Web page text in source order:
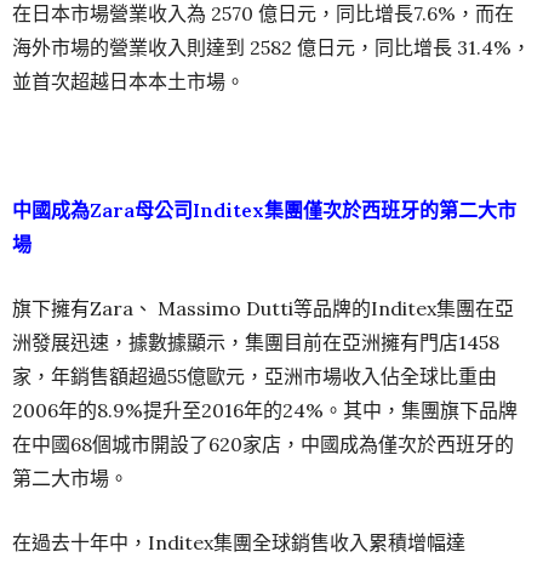
在日本市場營業收入為 2570 億日元，同比增長7.6%，而在
海外市場的營業收入則達到 2582 億日元，同比增長 31.4%，
並首次超越日本本土市場。
中國成為Zara母公司Inditex集團僅次於西班牙的第二大市
場
旗下擁有Zara、 Massimo Dutti等品牌的Inditex集團在亞
洲發展迅速，據數據顯示，集團目前在亞洲擁有門店1458
家，年銷售額超過55億歐元，亞洲市場收入佔全球比重由
2006年的8.9%提升至2016年的24%。其中，集團旗下品牌
在中國68個城市開設了620家店，中國成為僅次於西班牙的
第二大市場。
在過去十年中，Inditex集團全球銷售收入累積增幅達